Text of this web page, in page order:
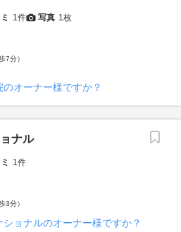
1件 写真 1枚
7分）
オーナー様ですか？
ナル
1件
3分）
ョナルのオーナー様ですか？